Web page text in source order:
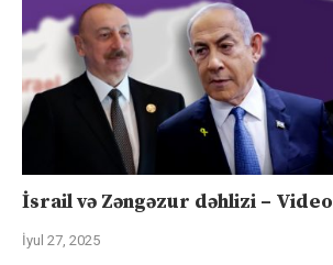
İsrail və Zəngəzur dəhlizi – Video
İyul 27, 2025